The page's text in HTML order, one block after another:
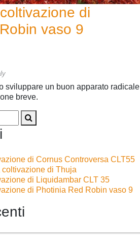
di
vaso 9
sviluppare un buon apparato radicale
breve.
di Cornus Controversa CLT55
di Thuja
di Liquidambar CLT 35
di Photinia Red Robin vaso 9